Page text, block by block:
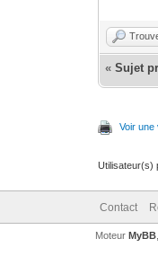
«Sujet
Voir une
Utilisateur(s)
Contact
Moteur MyBB